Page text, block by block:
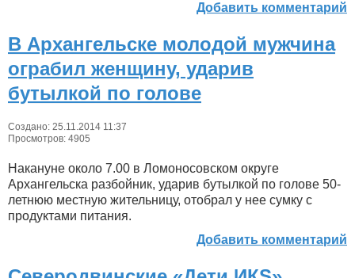
Добавить комментарий
В Архангельске молодой мужчина
ограбил женщину, ударив
бутылкой по голове
Создано: 25.11.2014 11:37
Просмотров: 4905
Накануне около 7.00 в Ломоносовском округе
Архангельска разбойник, ударив бутылкой по голове 50-
летнюю местную жительницу, отобрал у нее сумку с
продуктами питания.
Добавить комментарий